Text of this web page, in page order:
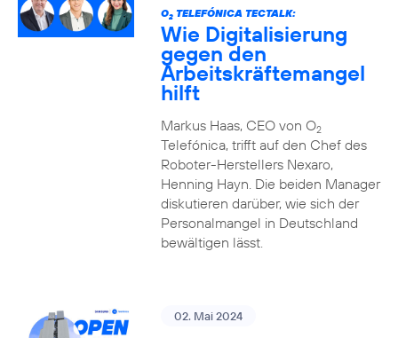
O2TELEFÓNICA TECTALK:
Wie Digitalisierung
gegen den
Arbeitskräftemangel
hilft
Markus Haas, CEO von O2
Telefónica, trifft auf den Chef des
Roboter-Herstellers Nexaro,
Henning Hayn. Die beiden Manager
diskutieren darüber, wie sich der
Personalmangel in Deutschland
bewältigen lässt.
02. Mai 2024